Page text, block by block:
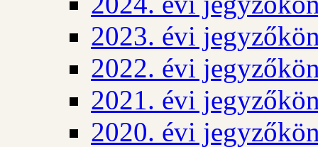
2023. évi
2022. évi
2021. évi
2020. évi